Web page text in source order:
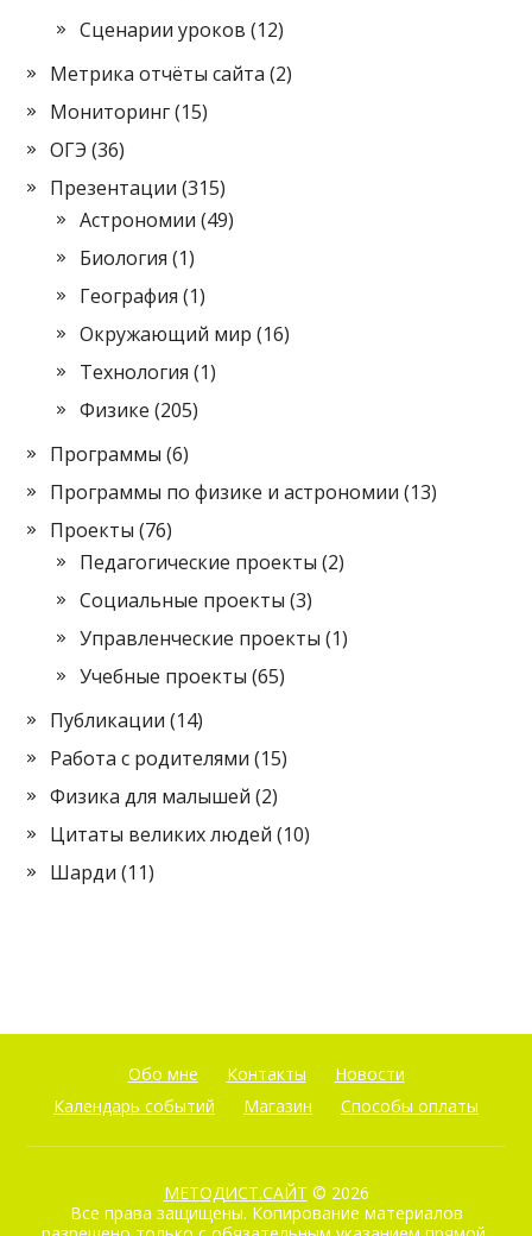
Сценарии уроков (12)
Метрика отчёты сайта (2)
Мониторинг(15)
ОГЭ (36)
Презентации (315)
Астрономии (49)
Биология (1)
География (1)
Окружающий мир (16)
Технология (1)
Физике (205)
Программы (6)
Программы по физике и астрономии (13)
Проекты (76)
Педагогические проекты (2)
Социальные проекты (3)
Управленческие проекты (1)
Учебные проекты (65)
Публикации (14)
Работа с родителями (15)
Физика для малышей (2)
Цитаты великих людей (10)
Шарди (11)
Обо мне Контакты
Новости
Календарь событий
Магазин Способы оплаты
МЕТОДИСТ.САЙТ © 2026
Все права защищены. Копирование материалов